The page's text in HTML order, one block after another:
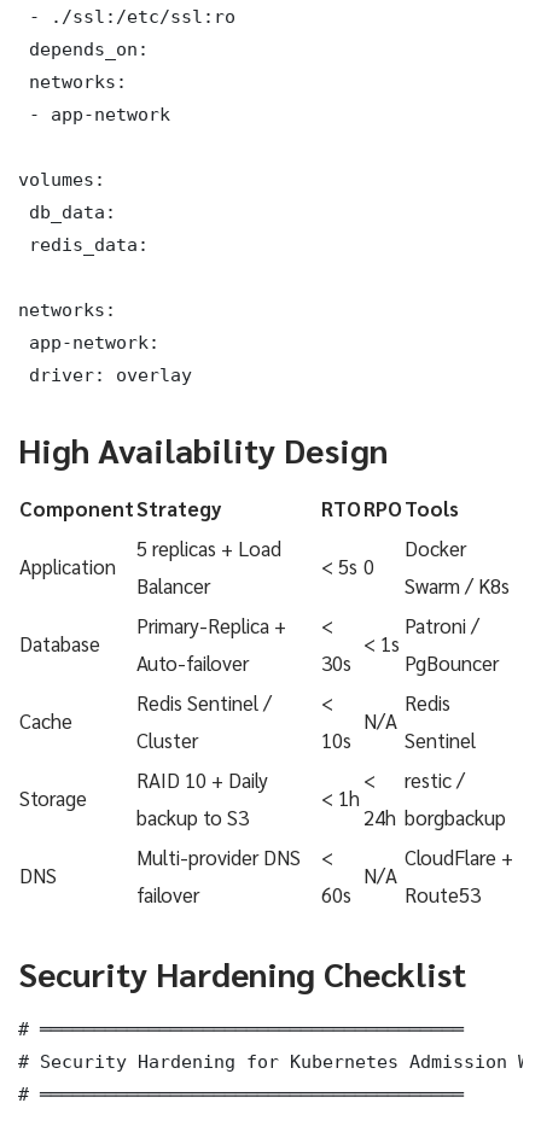
- ./ssl:/etc/ssl:ro
depends_on:
networks:
- app-network
volumes:
db_data:
redis_data:
networks:
app-network:
driver: overlay
High Availability Design
ComponentStrategy RTORPOTools
Application
5 replicas + Load
Balancer
< 5s 0
Docker
Swarm / K8s
Database
Primary-Replica +
Auto-failover
<
30s
< 1s
Patroni /
PgBouncer
Cache
Redis Sentinel /
Cluster
<
10s
N/A
Redis
Sentinel
Storage
RAID 10 + Daily
backup to S3
< 1h
<
24h
restic /
borgbackup
DNS
Multi-provider DNS
failover
<
60s
N/A
CloudFlare +
Route53
Security Hardening Checklist
# ═══════════════════════════════════════
# Security Hardening for Kubernetes Admission
# ═══════════════════════════════════════